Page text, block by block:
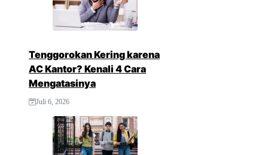
Tenggorokan Kering karena
AC Kantor? Kenali 4 Cara
Mengatasinya
Juli 6, 2026